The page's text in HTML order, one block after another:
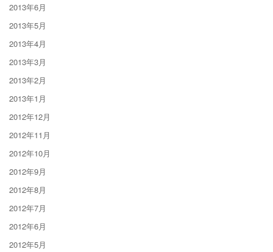
2013年6月
2013年5月
2013年4月
2013年3月
2013年2月
2013年1月
2012年12月
2012年11月
2012年10月
2012年9月
2012年8月
2012年7月
2012年6月
2012年5月